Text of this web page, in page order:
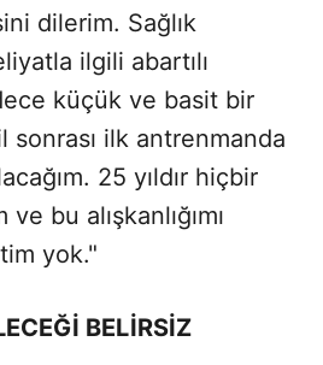
dilerim. Sağlık
ilgili abartılı
küçük ve basit bir
sonrası ilk antrenmanda
25 yıldır hiçbir
ve bu alışkanlığımı
yok."
BELİRSİZ